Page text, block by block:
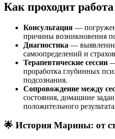
Как проходит
Консультация —
причины возникновения
Диагностика —
самоопределений и
Терапевтические сессии —
проработка глубинных
подсознания.
Сопровождение между
состояния, домашние
положительного
🌟 История Марины: от